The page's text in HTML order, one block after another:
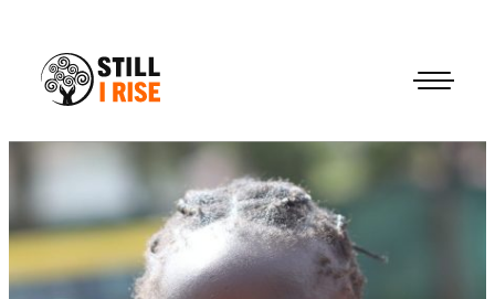
Accedi